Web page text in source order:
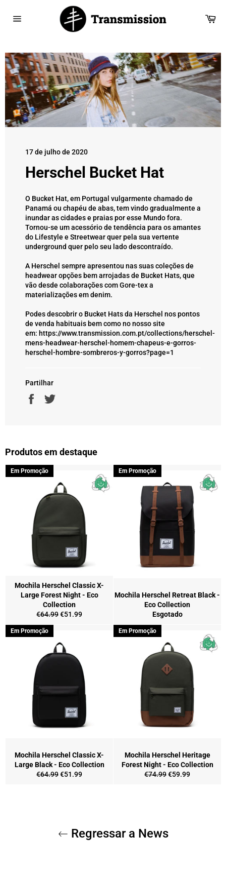
17 de julho de 2020
Herschel Bucket Hat
O Bucket Hat, em Portugal vulgarmente chamado de
Panamá ou chapéu de abas, tem vindo gradualmente a
inundar as cidades e praias por esse Mundo fora.
Tornou-se um acessório de tendência para os amantes
do Lifestyle e Streetwear quer pela sua vertente
underground quer pelo seu lado descontraído.
A Herschel sempre apresentou nas suas coleções de
headwear opções bem arrojadas de Bucket Hats, que
vão desde colaborações com Gore-tex a
materializações em denim.
Podes descobrir o Bucket Hats da Herschel nos pontos
de venda habituais bem como no nosso site
em: https://www.transmission.com.pt/collections/herschel-
mens-headwear-herschel-homem-chapeus-e-gorros-
herschel-hombre-sombreros-y-gorros?page=1
Partilhar
Partilhe
Produtos em destaque
Mochila Herschel Classic X-
Large Forest Night - Eco
Collection
Preço
normal
€64.99Preço
€51.99
Em Promoção
Mochila Herschel Retreat Black -
Eco Collection
Esgotado
Em Promoção
Mochila Herschel Classic X-
Large Black - Eco Collection
Preço
€64.99Preço
€51.99
Em Promoção
Mochila Herschel Heritage
Forest Night - Eco Collection
Preço
€74.99Preço
€59.99
Em Promoção
Regressar a News